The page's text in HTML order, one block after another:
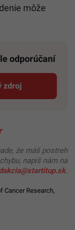
môže
odporúčaní
zdrojsa otvorí v
že máš postreh
napíš nám na
.
Cancer Research,